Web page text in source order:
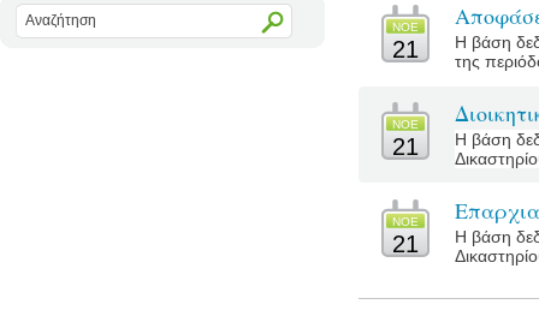
ΝΟΕ
21
Η βάση
της
ΝΟΕ
21
Η βάση
ΝΟΕ
21
Η βάση